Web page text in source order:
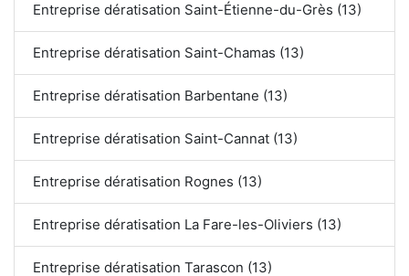
Entreprise dératisation Saint-Étienne-du-Grès (13)
Entreprise dératisation Saint-Chamas (13)
Entreprise dératisation Barbentane (13)
Entreprise dératisation Saint-Cannat (13)
Entreprise dératisation Rognes (13)
Entreprise dératisation La Fare-les-Oliviers (13)
Entreprise dératisation Tarascon (13)